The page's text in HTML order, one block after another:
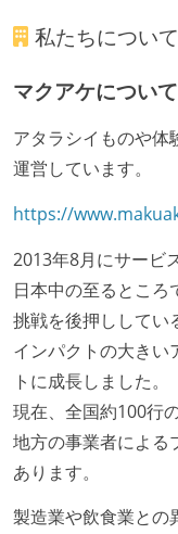
私たちについて
マクアケについて
アタラシイものや
運営しています。
https://
2013年8月にサービ
日本中の至るとこ
挑戦を後押ししてい
インパクトの大きい
トに成長しました。
現在、全国約100行
地方の事業者による
あります。
製造業や飲食業との